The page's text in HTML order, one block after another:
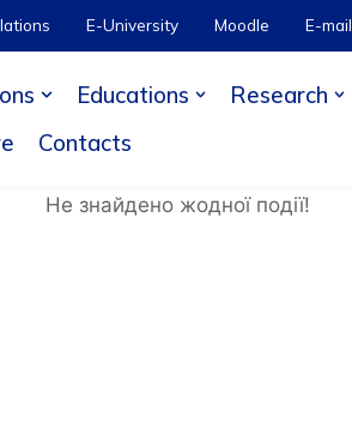
E-University Moodle E-mail
Educations Research
Contacts
Не знайдено жодної події!